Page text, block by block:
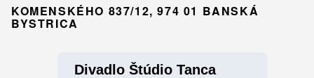
KOMENSKÉHO 837/12, 974 01 BANSKÁ
BYSTRICA
Divadlo Štúdio Tanca